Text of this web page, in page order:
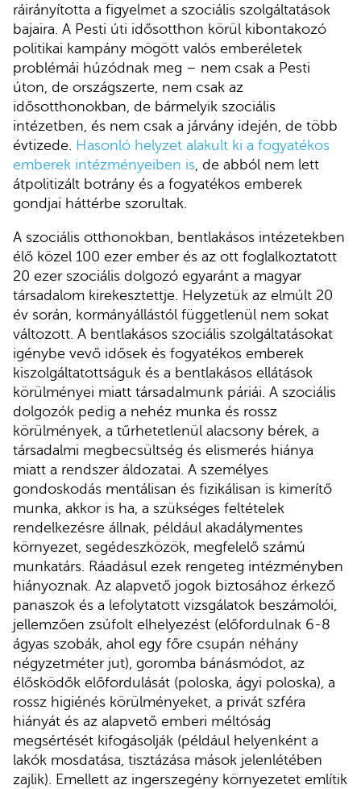
ráirányította a figyelmet a szociális szolgáltatások
bajaira. A Pesti úti idősotthon körül kibontakozó
politikai kampány mögött valós emberéletek
problémái húzódnak meg – nem csak a Pesti
úton, de országszerte, nem csak az
idősotthonokban, de bármelyik szociális
intézetben, és nem csak a járvány idején, de több
évtizede. Hasonló helyzet alakult ki a fogyatékos
emberek intézményeiben is, de abból nem lett
átpolitizált botrány és a fogyatékos emberek
gondjai háttérbe szorultak.
A szociális otthonokban, bentlakásos intézetekben
élő közel 100 ezer ember és az ott foglalkoztatott
20 ezer szociális dolgozó egyaránt a magyar
társadalom kirekesztettje. Helyzetük az elmúlt 20
év során, kormányállástól függetlenül nem sokat
változott. A bentlakásos szociális szolgáltatásokat
igénybe vevő idősek és fogyatékos emberek
kiszolgáltatottságuk és a bentlakásos ellátások
körülményei miatt társadalmunk páriái. A szociális
dolgozók pedig a nehéz munka és rossz
körülmények, a tűrhetetlenül alacsony bérek, a
társadalmi megbecsültség és elismerés hiánya
miatt a rendszer áldozatai. A személyes
gondoskodás mentálisan és fizikálisan is kimerítő
munka, akkor is ha, a szükséges feltételek
rendelkezésre állnak, például akadálymentes
környezet, segédeszközök, megfelelő számú
munkatárs. Ráadásul ezek rengeteg intézményben
hiányoznak. Az alapvető jogok biztosához érkező
panaszok és a lefolytatott vizsgálatok beszámolói,
jellemzően zsúfolt elhelyezést (előfordulnak 6-8
ágyas szobák, ahol egy főre csupán néhány
négyzetméter jut), goromba bánásmódot, az
élősködők előfordulását (poloska, ágyi poloska), a
rossz higiénés körülményeket, a privát szféra
hiányát és az alapvető emberi méltóság
megsértését kifogásolják (például helyenként a
lakók mosdatása, tisztázása mások jelenlétében
zajlik). Emellett az ingerszegény környezetet említik